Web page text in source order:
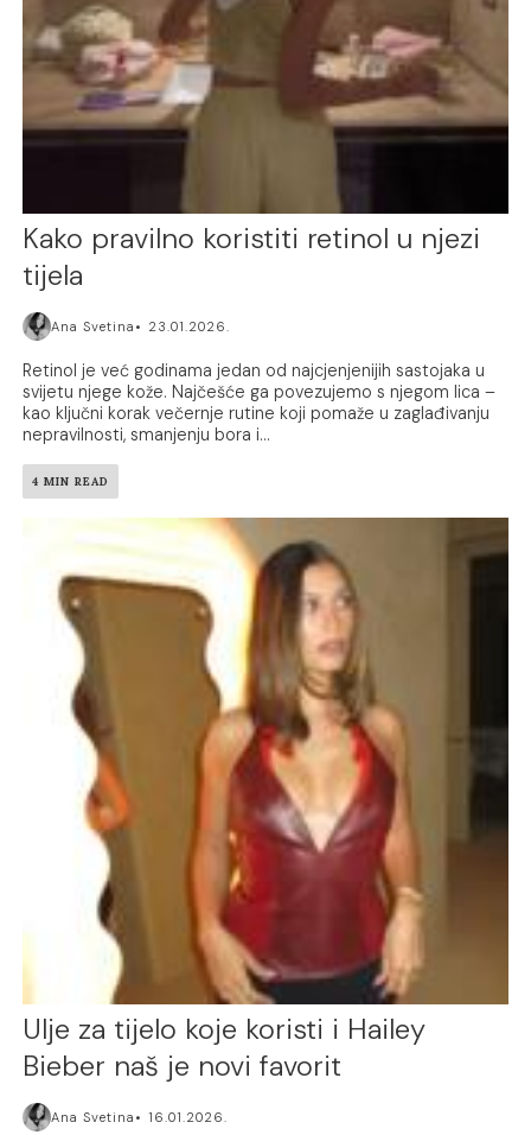
Kako pravilno koristiti retinol u njezi
tijela
Ana Svetina 23.01.2026.
Retinol je već godinama jedan od najcjenjenijih sastojaka u
svijetu njege kože. Najčešće ga povezujemo s njegom lica –
kao ključni korak večernje rutine koji pomaže u zaglađivanju
nepravilnosti, smanjenju bora i...
4 MIN READ
Ulje za tijelo koje koristi i Hailey
Bieber naš je novi favorit
Ana Svetina 16.01.2026.